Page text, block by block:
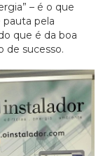
– é o que
pela
que é da boa
de sucesso.